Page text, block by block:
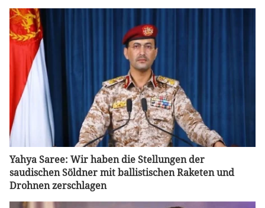
Yahya Saree: Wir haben die Stellungen der
saudischen Söldner mit ballistischen Raketen und
Drohnen zerschlagen